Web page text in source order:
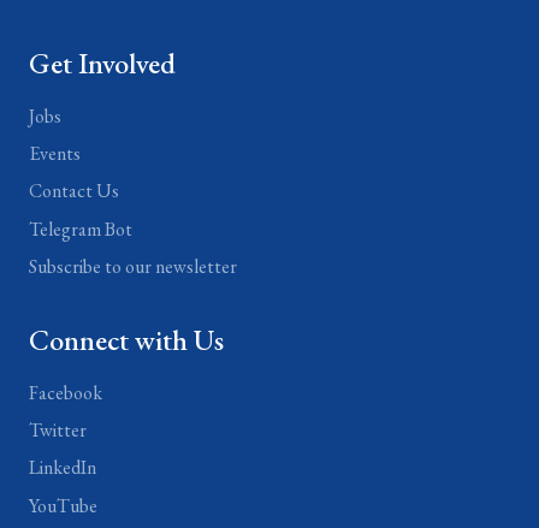
Get Involved
Jobs
Events
Contact Us
Telegram Bot
Subscribe to our newsletter
Connect with Us
Facebook
Twitter
LinkedIn
YouTube